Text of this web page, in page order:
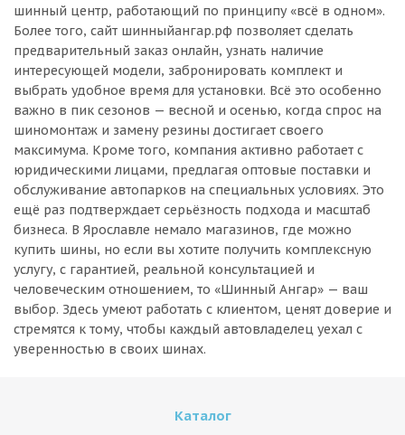
шинный центр, работающий по принципу «всё в одном».
Более того, сайт шинныйангар.рф позволяет сделать
предварительный заказ онлайн, узнать наличие
интересующей модели, забронировать комплект и
выбрать удобное время для установки. Всё это особенно
важно в пик сезонов — весной и осенью, когда спрос на
шиномонтаж и замену резины достигает своего
максимума. Кроме того, компания активно работает с
юридическими лицами, предлагая оптовые поставки и
обслуживание автопарков на специальных условиях. Это
ещё раз подтверждает серьёзность подхода и масштаб
бизнеса. В Ярославле немало магазинов, где можно
купить шины, но если вы хотите получить комплексную
услугу, с гарантией, реальной консультацией и
человеческим отношением, то «Шинный Ангар» — ваш
выбор. Здесь умеют работать с клиентом, ценят доверие и
стремятся к тому, чтобы каждый автовладелец уехал с
уверенностью в своих шинах.
Каталог